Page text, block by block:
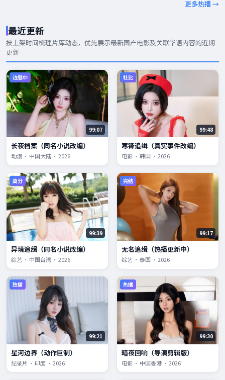
更多热播 →
最近更新
按上架时间梳理片库动态，优先展示最新国产电影及关联华语内容的近期
更新
连载中
99:07
长夜档案（同名小说改编）
动漫 · 中国大陆 · 2026
杜比
99:48
寒锋追缉（真实事件改编）
电影 · 韩国 · 2026
高分
99:39
异境追缉（同名小说改编）
综艺 · 中国台湾 · 2026
完结
99:17
无名追缉（热播更新中）
综艺 · 泰国 · 2026
独播
99:21
星河边界（动作巨制）
纪录片 · 印度 · 2026
热播
99:30
暗夜回响（导演剪辑版）
电影 · 中国香港 · 2026